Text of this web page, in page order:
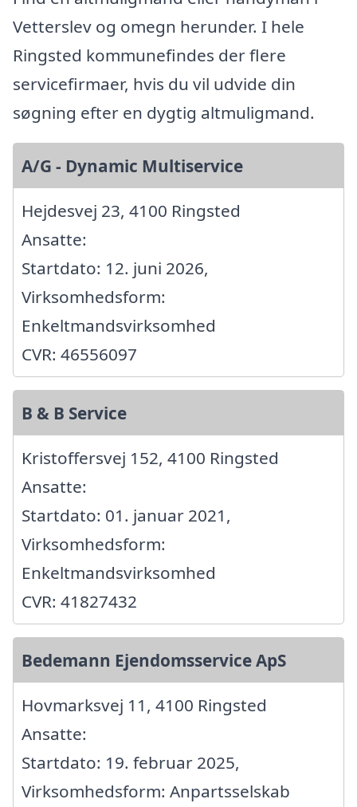
Vetterslev og omegn herunder. I hele
Ringsted kommunefindes der flere
servicefirmaer, hvis du vil udvide din
søgning efter en dygtig altmuligmand.
A/G - Dynamic Multiservice
Hejdesvej 23, 4100 Ringsted
Ansatte:
Startdato: 12. juni 2026,
Virksomhedsform:
Enkeltmandsvirksomhed
CVR: 46556097
B & B Service
Kristoffersvej 152, 4100 Ringsted
Ansatte:
Startdato: 01. januar 2021,
Virksomhedsform:
Enkeltmandsvirksomhed
CVR: 41827432
Bedemann Ejendomsservice ApS
Hovmarksvej 11, 4100 Ringsted
Ansatte:
Startdato: 19. februar 2025,
Virksomhedsform: Anpartsselskab